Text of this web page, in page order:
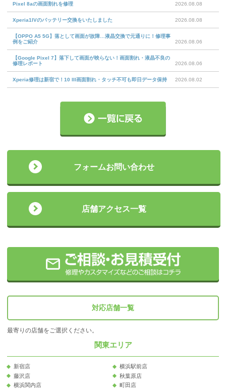
Pixel 8aの画面割れを修理 2026.08.08
Xperia1IVのバッテリー交換をいたしました 2026.08.08
【OPPO A5 5G】落として画面が故障…液晶交換で元通りに！修理事
例をご紹介
2026.08.06
【Google Pixel 7】落下して画面が映らない！画面割れ・液晶不良の
修理レポート
2026.08.06
Xperia修理は新宿で！10 III画面割れ・タッチ不可も即日データ保持 2026.08.02
フォームお問い合わせ
店舗アクセス一覧
対応店舗一覧
最寄りの店舗をご選択ください。
関東エリア
新宿店
横浜駅前店
藤沢店
秋葉原店
横浜関内店
町田店